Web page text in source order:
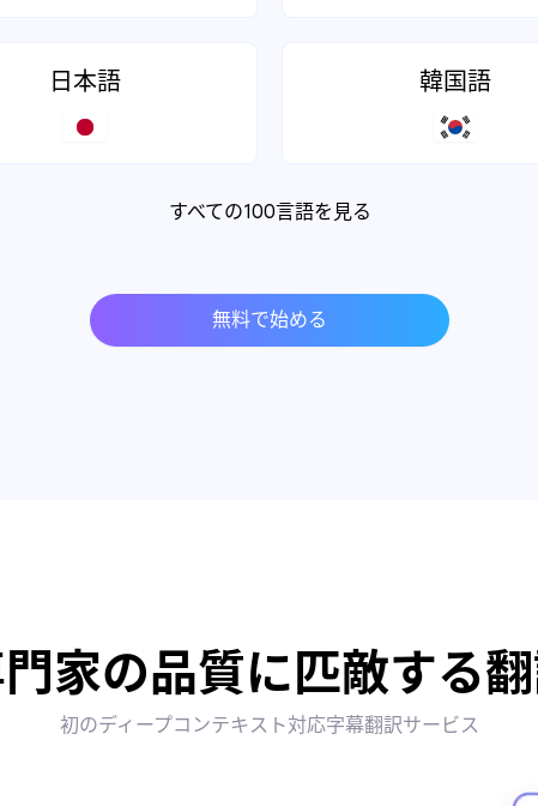
日本語 韓国語
すべての100言語を見る
無料で始める
家の品質に匹敵する
初のディープコンテキスト対応字幕翻訳サービス